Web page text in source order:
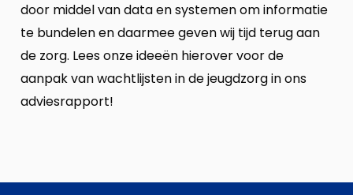
door middel van data en systemen om informatie
te bundelen en daarmee geven wij tijd terug aan
de zorg. Lees onze ideeën hierover voor de
aanpak van wachtlijsten in de jeugdzorg in ons
adviesrapport!